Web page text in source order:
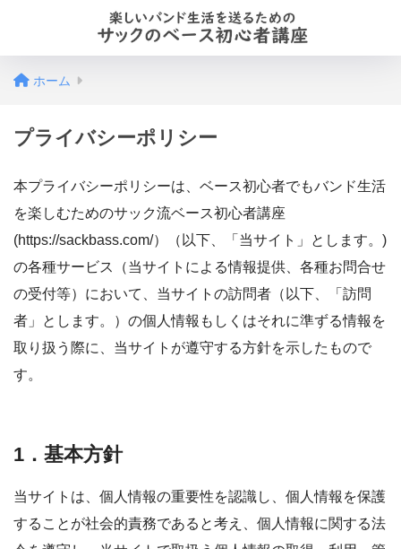
ホーム
プライバシーポリシー
本プライバシーポリシーは、ベース初心者でもバンド生活
を楽しむためのサック流ベース初心者講座
(https://sackbass.com/）（以下、「当サイト」とします。)
の各種サービス（当サイトによる情報提供、各種お問合せ
の受付等）において、当サイトの訪問者（以下、「訪問
者」とします。）の個人情報もしくはそれに準ずる情報を
取り扱う際に、当サイトが遵守する方針を示したもので
す。
1．基本方針
当サイトは、個人情報の重要性を認識し、個人情報を保護
することが社会的責務であると考え、個人情報に関する法